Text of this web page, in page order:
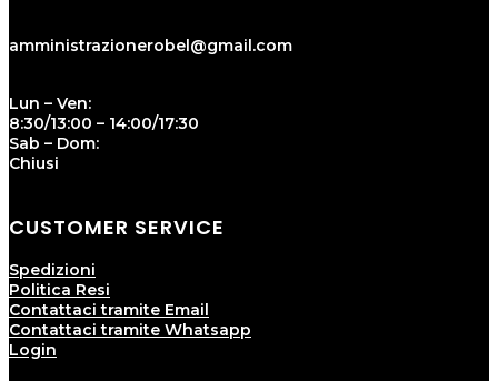
amministrazionerobel@gmail.com
Lun – Ven:
8:30/13:00 – 14:00/17:30
Sab – Dom:
Chiusi
CUSTOMER SERVICE
Spedizioni
Politica Resi
Contattaci tramite Email
Contattaci tramite Whatsapp
Login